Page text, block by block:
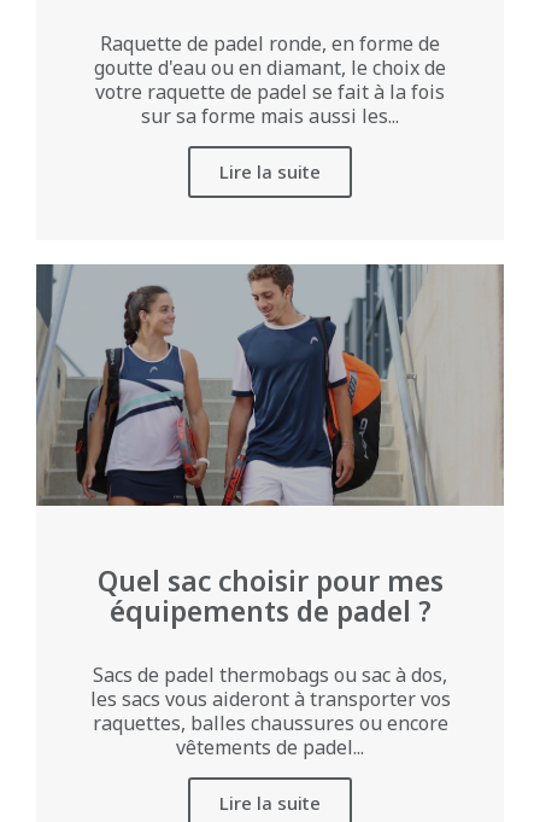
Raquette de padel ronde, en forme de
goutte d'eau ou en diamant, le choix de
votre raquette de padel se fait à la fois
sur sa forme mais aussi les...
Lire la suite
Quel sac choisir pour mes
équipements de padel ?
Sacs de padel thermobags ou sac à dos,
les sacs vous aideront à transporter vos
raquettes, balles chaussures ou encore
vêtements de padel...
Lire la suite